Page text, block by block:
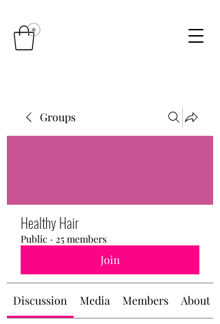
Groups
Healthy Hair
Public · 25 members
Join
Discussion Media Members About